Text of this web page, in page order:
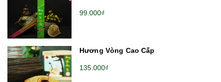
99.000₫
Hương Vòng Cao Cấp
135.000₫